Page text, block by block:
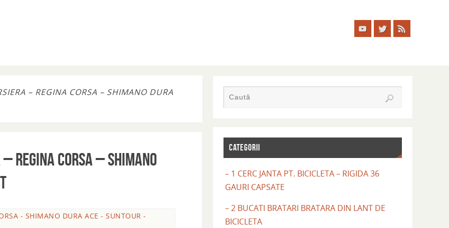
– REGINA CORSA – SHIMANO DURA
REGINA CORSA – SHIMANO
- SHIMANO DURA ACE - SUNTOUR -
CATEGORII
– 1 CERC JANTA PT. BICICLETA – RIGIDA 36
GAURI CAPSATE
– 2 BUCATI BRATARI BRATARA DIN LANT DE
BICICLETA